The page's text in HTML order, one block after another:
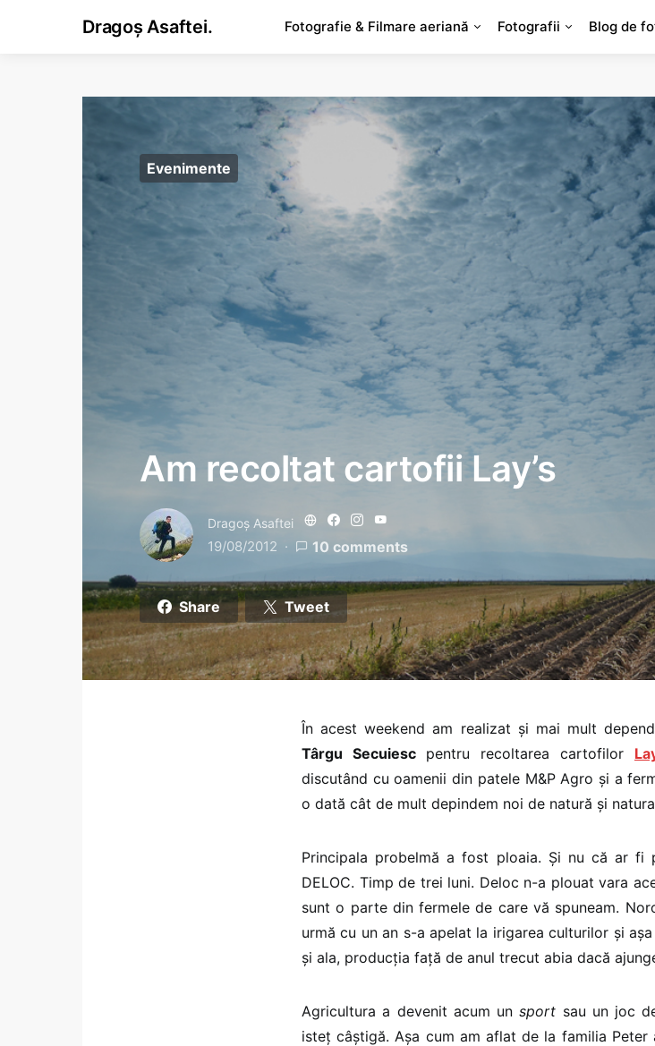
Dragoș Asaftei. Fotografie & Filmare aeriană Fotografii Blog de
Evenimente
Am recoltat cartofii Lay’s
Dragoş Asaftei
19/08/2012 10 comments
Share Tweet
În acest weekend am realizat și mai mult
Târgu Secuiesc pentru recoltarea cartofilor
discutând cu oamenii din patele M&P Agro și a
o dată cât de mult depindem noi de natură și
Principala probelmă a fost ploaia. Și nu că ar fi
DELOC. Timp de trei luni. Deloc n-a plouat vara
sunt o parte din fermele de care vă spuneam.
urmă cu un an s-a apelat la irigarea culturilor și
și ala, producția față de anul trecut abia dacă
Agricultura a devenit acum unsport sau un joc
isteț câștigă. Așa cum am aflat de la familia